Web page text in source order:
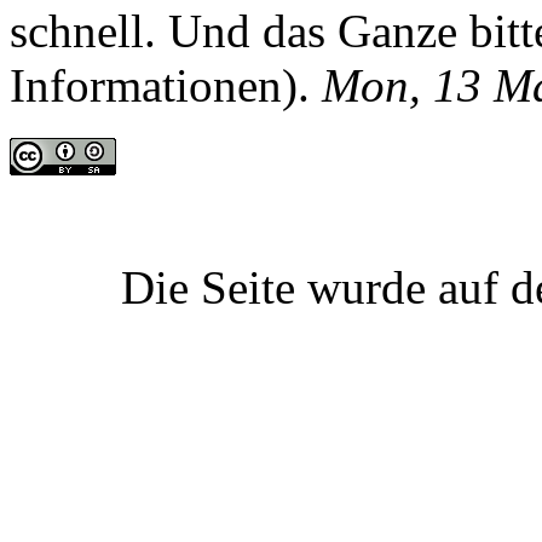
schnell. Und das Ganze
Informationen). Mon, 13
Die Seite wurde auf